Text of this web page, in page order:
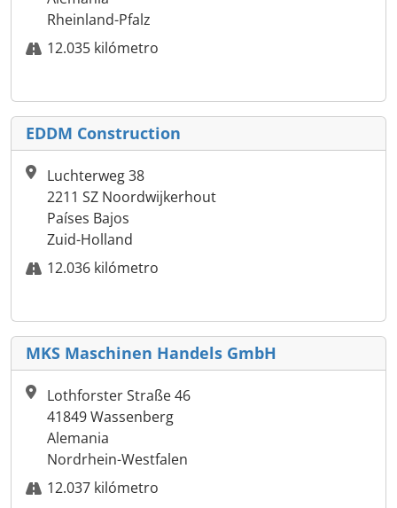
Rheinland-Pfalz
12.035 kilómetro
EDDM Construction
Luchterweg 38
2211 SZ Noordwijkerhout
Países Bajos
Zuid-Holland
12.036 kilómetro
MKS Maschinen Handels GmbH
Lothforster Straße 46
41849 Wassenberg
Alemania
Nordrhein-Westfalen
12.037 kilómetro